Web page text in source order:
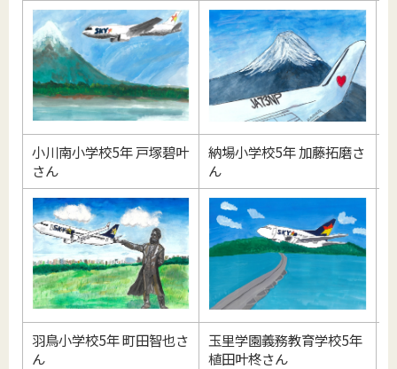
小川南小学校5年 戸塚碧叶
さん
納場小学校5年 加藤拓磨さ
ん
羽鳥小学校5年 町田智也さ
ん
玉里学園義務教育学校5年
植田叶柊さん